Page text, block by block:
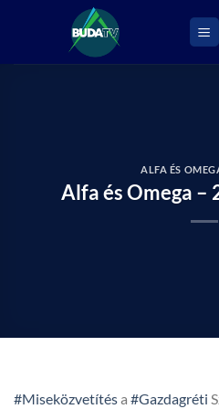
ALFA ÉS
Alfa és Omega –
#Miseközvetítésa #Gazdagréti